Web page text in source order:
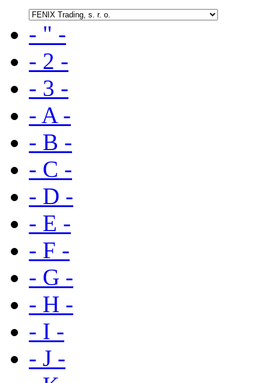
- " -
- 2 -
- 3 -
- A -
- B -
- C -
- D -
- E -
- F -
- G -
- H -
- I -
- J -